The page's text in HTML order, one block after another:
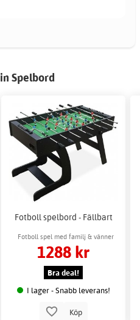
Spelbord
Fotboll spelbord - Fällbart
Fotboll spel med familj & vänner
1288 kr
Bra deal!
I lager - Snabb leverans!
Köp